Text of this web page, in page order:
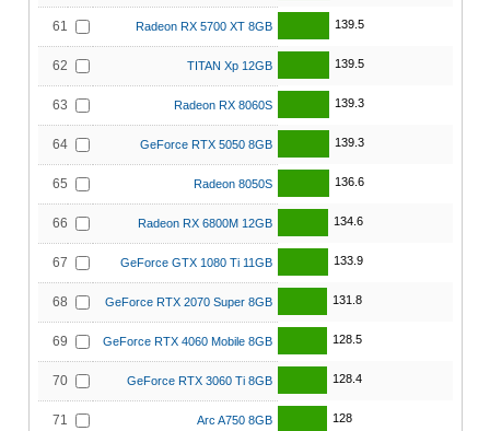
61 Radeon RX 5700 XT 8GB 139.5
62 TITAN Xp 12GB 139.5
63 Radeon RX 8060S 139.3
64 GeForce RTX 5050 8GB 139.3
65 Radeon 8050S 136.6
66 Radeon RX 6800M 12GB 134.6
67 GeForce GTX 1080 Ti 11GB 133.9
68 GeForce RTX 2070 Super 8GB 131.8
69 GeForce RTX 4060 Mobile 8GB 128.5
70 GeForce RTX 3060 Ti 8GB 128.4
71 Arc A750 8GB 128